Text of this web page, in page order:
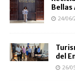
Bellas
24/06/
del
26/